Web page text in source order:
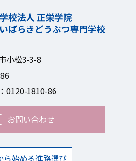
小松3-3-8
0120-1810-86
お問い合わせ
ら始める進路選び